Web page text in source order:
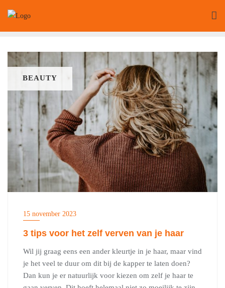
naar
de
BEAUTY
15 november 2023
3 tips voor het zelf verven van je haar
Wil jij graag eens een ander kleurtje in je haar, maar vind
je het veel te duur om dit bij de kapper te laten doen?
Dan kun je er natuurlijk voor kiezen om zelf je haar te